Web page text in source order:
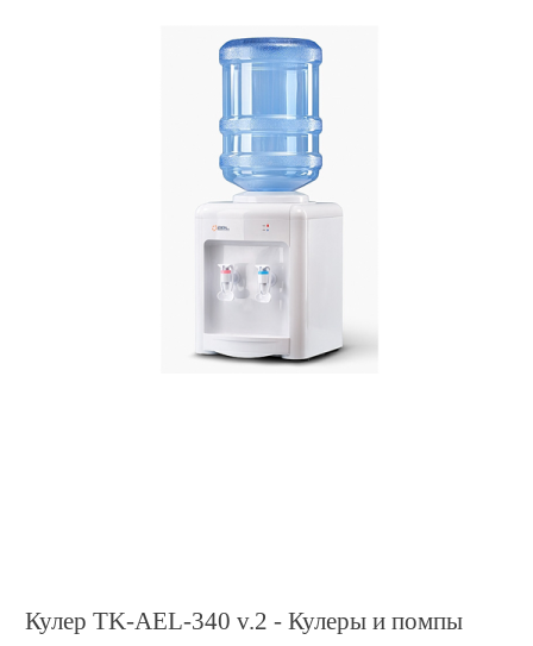
Кулер TK-AEL-340 v.2 - Кулеры и помпы